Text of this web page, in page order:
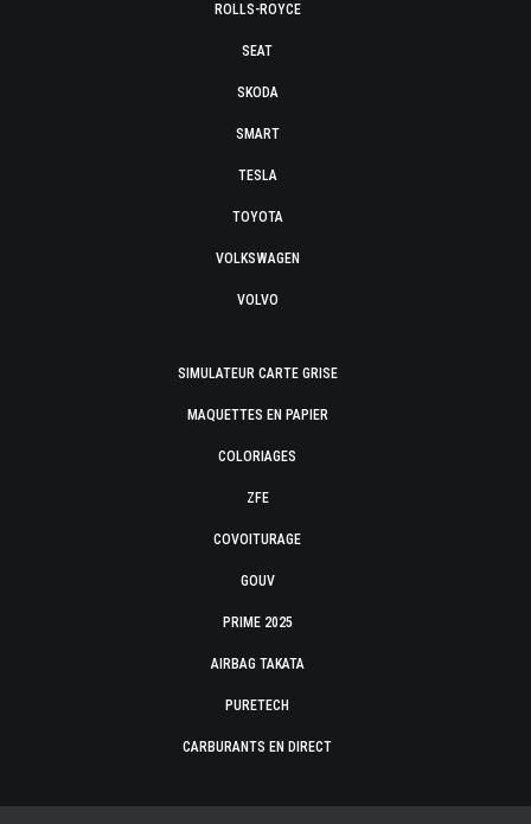
ROLLS-ROYCE
SEAT
SKODA
SMART
TESLA
TOYOTA
VOLKSWAGEN
VOLVO
SIMULATEUR CARTE GRISE
MAQUETTES EN PAPIER
COLORIAGES
ZFE
COVOITURAGE
GOUV
PRIME 2025
AIRBAG TAKATA
PURETECH
CARBURANTS EN DIRECT